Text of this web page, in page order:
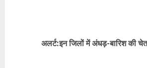
अलर्ट:इन जिलों में अंधड़-बारिश की